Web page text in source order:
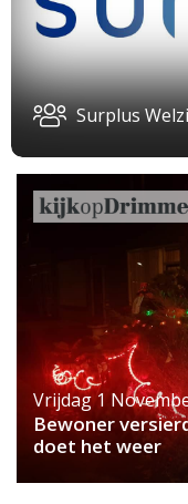
Surplus
Vrijdag 1
Bewoner
doet het weer